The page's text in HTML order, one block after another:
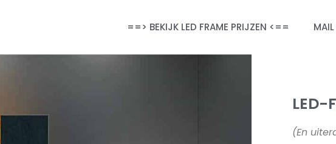
==> BEKIJK LED FRAME PRIJZEN <==
(En